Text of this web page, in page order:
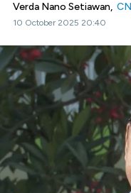
Verda Nano Setiawan,
10 October 2025 20:40